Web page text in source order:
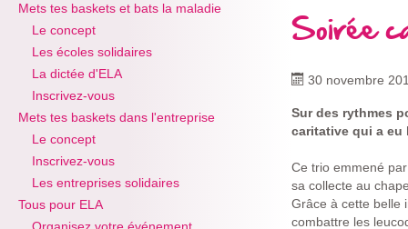
Mets tes baskets et bats la maladie
Le concept
Les écoles solidaires
La dictée d'ELA
Inscrivez-vous
Mets tes baskets dans l'entreprise
Le concept
Inscrivez-vous
Les entreprises solidaires
Tous pour ELA
Soirée
30 novembre
Sur des rythmes
caritative qui a eu
Ce trio emmené
sa collecte au
Grâce à cette belle
combattre les